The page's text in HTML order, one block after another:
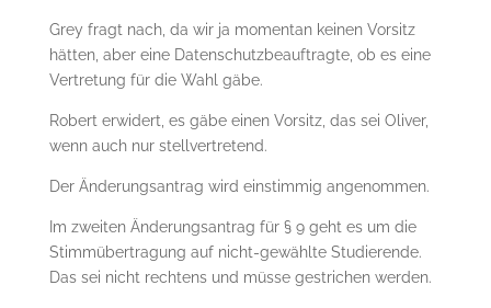
Grey fragt nach, da wir ja momentan keinen Vorsitz
hätten, aber eine Datenschutzbeauftragte, ob es eine
Vertretung für die Wahl gäbe.
Robert erwidert, es gäbe einen Vorsitz, das sei Oliver,
wenn auch nur stellvertretend.
Der Änderungsantrag wird einstimmig angenommen.
Im zweiten Änderungsantrag für § 9 geht es um die
Stimmübertragung auf nicht-gewählte Studierende.
Das sei nicht rechtens und müsse gestrichen werden.